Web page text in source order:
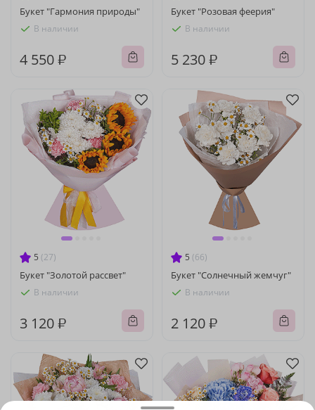
Букет "Гармония природы"
В наличии
4 550 ₽
Букет "Розовая феерия"
В наличии
5 230 ₽
5 (27)
Букет "Золотой рассвет"
В наличии
3 120 ₽
5 (66)
Букет "Солнечный жемчуг"
В наличии
2 120 ₽